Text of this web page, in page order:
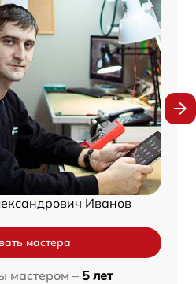
Иванов
мастера
мастером – 5 лет